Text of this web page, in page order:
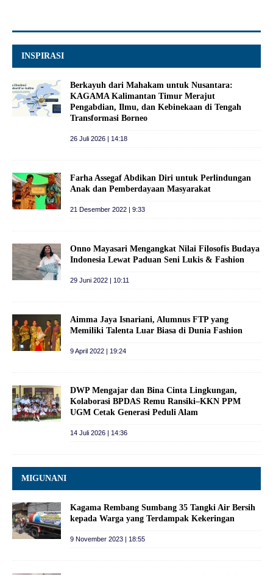
INSPIRASI
Berkayuh dari Mahakam untuk Nusantara:
KAGAMA Kalimantan Timur Merajut
Pengabdian, Ilmu, dan Kebinekaan di Tengah
Transformasi Borneo
26 Juli 2026 | 14:18
Farha Assegaf Abdikan Diri untuk Perlindungan
Anak dan Pemberdayaan Masyarakat
21 Desember 2022 | 9:33
Onno Mayasari Mengangkat Nilai Filosofis Budaya
Indonesia Lewat Paduan Seni Lukis & Fashion
29 Juni 2022 | 10:11
Aimma Jaya Isnariani, Alumnus FTP yang
Memiliki Talenta Luar Biasa di Dunia Fashion
9 April 2022 | 19:24
DWP Mengajar dan Bina Cinta Lingkungan,
Kolaborasi BPDAS Remu Ransiki–KKN PPM
UGM Cetak Generasi Peduli Alam
14 Juli 2026 | 14:36
MIGUNANI
Kagama Rembang Sumbang 35 Tangki Air Bersih
kepada Warga yang Terdampak Kekeringan
9 November 2023 | 18:55